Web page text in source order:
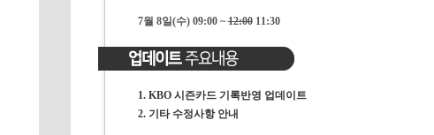
7월 8일(수) 09:00 ~12:0011:30
1. KBO 시즌카드 기록반영 업데이트
2. 기타 수정사항 안내